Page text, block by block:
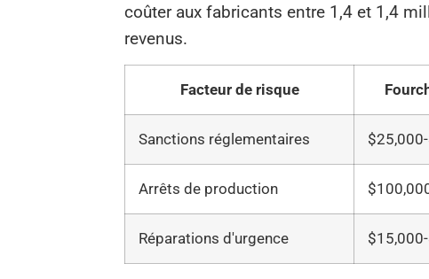
coûter aux fabricants entre 1,4 et 1,4
revenus.
Facteur de risque
Sanctions réglementaires
Arrêts de production
Réparations d'urgence